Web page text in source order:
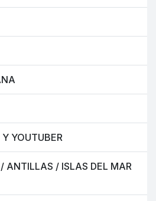
YOUTUBER
ANTILLAS / ISLAS DEL MAR